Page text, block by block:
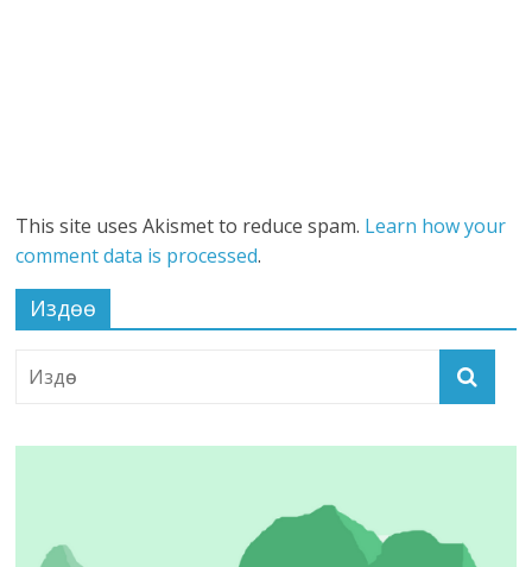
This site uses Akismet to reduce spam. Learn how your
comment data is processed.
Издөө